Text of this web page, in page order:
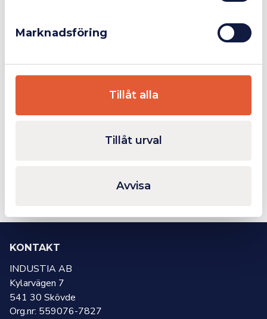
Marknadsföring
Tillåt alla
Tillåt urval
Avvisa
Mer info
sida
sida
KONTAKT
INDUSTIA AB
Kylarvägen 7
541 30 Skövde
Org.nr: 559076-7827